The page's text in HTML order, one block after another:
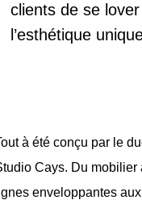
clients de se
l’esthétique
à été conçu par le
Cays. Du mobilier
enveloppantes